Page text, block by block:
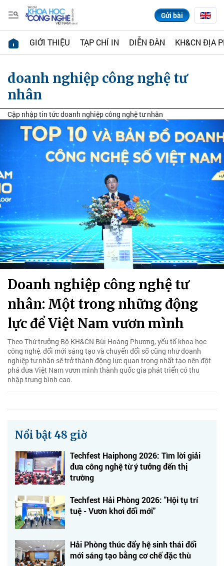
Gửi bài
GIỚI THIỆU TẠP CHÍ IN DIỄN ĐÀN KH&CN ĐỊA
doanh nghiệp công nghệ tư
nhân
Cập nhập tin tức doanh nghiệp công nghệ tư nhân
Doanh nghiệp công nghệ tư
nhân: Một trong những động
lực để Việt Nam vươn mình
Theo Thứ trưởng Bộ KH&CN Bùi Hoàng Phương, yếu tố khoa học
công nghệ, đổi mới sáng tạo và chuyển đổi số cũng như doanh
nghiệp tư nhân sẽ trở thành động lực quan trọng nhất tạo nên đột
phá đưa Việt Nam vươn mình thành quốc gia phát triển có thu
nhập trung bình cao.
Nổi bật 48 giờ
Techfest Haiphong 2026: Tìm lời giải
đưa công nghệ từ ý tưởng đến thị
trường
Techfest Hải Phòng 2026: "Hội tụ trí
tuệ - Vươn khơi đổi mới"
Hải Phòng thúc đẩy hệ sinh thái đổi
mới sáng tạo bằng cơ chế đặc thù